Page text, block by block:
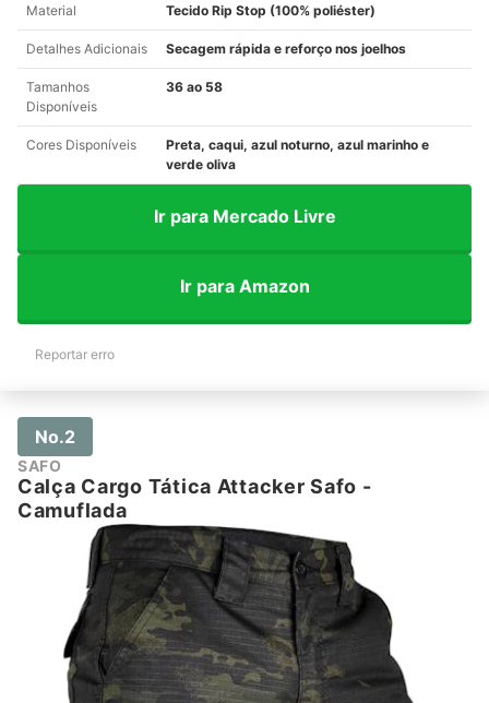
Material Tecido Rip Stop (100% poliéster)
Detalhes Adicionais Secagem rápida e reforço nos joelhos
Tamanhos
Disponíveis
36 ao 58
Cores Disponíveis
Preta, caqui, azul noturno, azul marinho e
verde oliva
Ir para Mercado Livre
Ir para Amazon
Reportar erro
No.2
SAFO
Calça Cargo Tática Attacker Safo -
Camuflada